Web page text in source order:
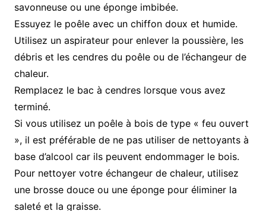
savonneuse ou une éponge imbibée.
Essuyez le poêle avec un chiffon doux et humide.
Utilisez un aspirateur pour enlever la poussière, les
débris et les cendres du poêle ou de l’échangeur de
chaleur.
Remplacez le bac à cendres lorsque vous avez
terminé.
Si vous utilisez un poêle à bois de type « feu ouvert
», il est préférable de ne pas utiliser de nettoyants à
base d’alcool car ils peuvent endommager le bois.
Pour nettoyer votre échangeur de chaleur, utilisez
une brosse douce ou une éponge pour éliminer la
saleté et la graisse.